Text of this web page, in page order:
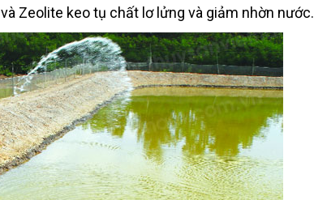
và Zeolite keo tụ chất lơ lửng và giảm nhờn nước.